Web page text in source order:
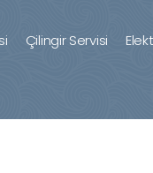
Çilingir Servisi